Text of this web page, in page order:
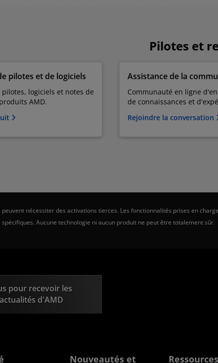
Pilotes et
pilotes et de logiciels
logiciels et notes de
AMD.
Assistance de la
Communauté en ligne
de connaissances et
Rejoindre la conversation
nécessiter des activations tierces. Les fonctionnalités prises en
Aucune technologie ni aucun produit ne peut être totalement sûr.
pour recevoir les
d'AMD
Nouveautés et
Ressources